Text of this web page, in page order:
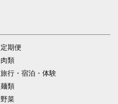
定期便
肉類
旅行・宿泊・体験
麺類
野菜